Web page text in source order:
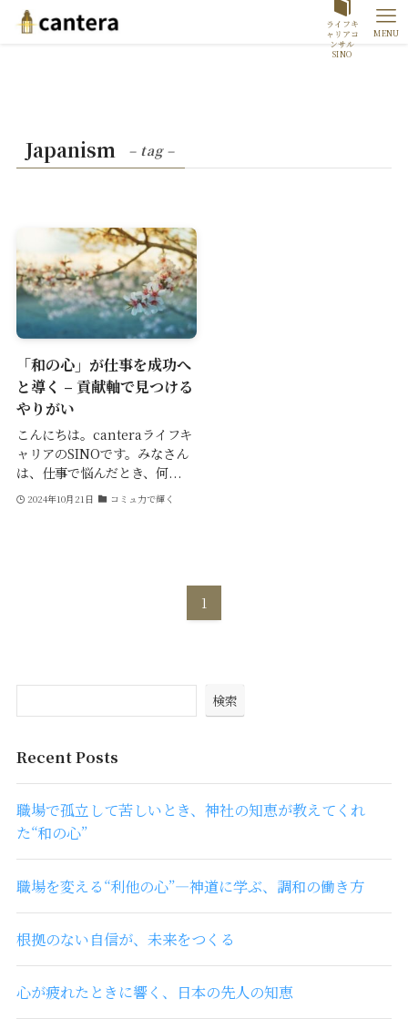
ライフキ
ャリアコ
ンサル
SINO
MENU
Japanism – tag –
「和の心」が仕事を成功へ
と導く – 貢献軸で見つける
やりがい
こんにちは。canteraライフキ
ャリアのSINOです。みなさん
は、仕事で悩んだとき、何...
2024年10月21日 コミュ力で輝く
1
検索
Recent Posts
職場で孤立して苦しいとき、神社の知恵が教えてくれ
た“和の心”
職場を変える“利他の心”―神道に学ぶ、調和の働き方
根拠のない自信が、未来をつくる
心が疲れたときに響く、日本の先人の知恵